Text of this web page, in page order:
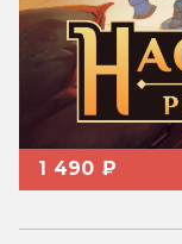
1 490 ₽